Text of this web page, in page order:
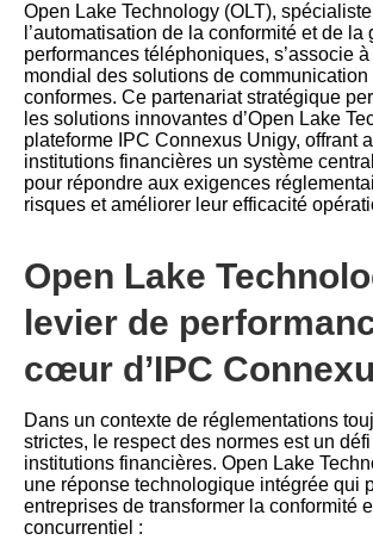
Open Lake Technology (OLT),
l’automatisation de la conformité et de la
performances téléphoniques, s’associe
mondial des solutions de
conformes. Ce partenariat stratégique
les solutions innovantes d’Open Lake
plateforme IPC Connexus Unigy, offrant
institutions financières un système
pour répondre aux exigences
risques et améliorer leur efficacité
Open Lake
levier de
cœur d’IPC
Dans un contexte de réglementations
strictes, le respect des normes est un
institutions financières. Open Lake
une réponse technologique intégrée qui
entreprises de transformer la conformité
concurrentiel :